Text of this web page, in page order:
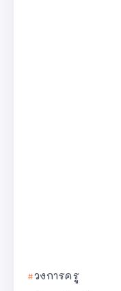
วงการครู